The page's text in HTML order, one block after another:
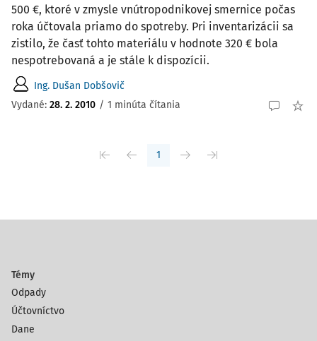
500 €, ktoré v zmysle vnútropodnikovej smernice počas
roka účtovala priamo do spotreby. Pri inventarizácii sa
zistilo, že časť tohto materiálu v hodnote 320 € bola
nespotrebovaná a je stále k dispozícii.
Ing. Dušan Dobšovič
Vydané: 28. 2. 2010 / 1 minúta čítania
1
Témy
Odpady
Účtovníctvo
Dane